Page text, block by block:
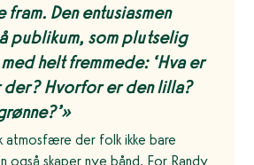
fram. Den entusiasmen
publikum, som plutselig
helt fremmede: ‘Hva er
Hvorfor er den lilla?
atmosfære der folk ikke bare
også skaper nye bånd. For Randy